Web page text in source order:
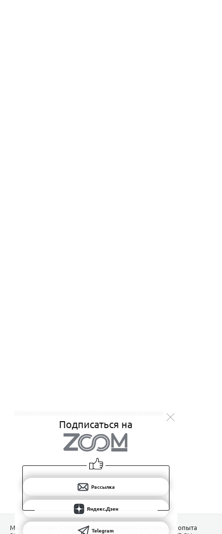
Подписаться на
Рассылка
Яндекс.Дзен
Telegram
Мы используем Сookies для обеспечения наилучшего опыта